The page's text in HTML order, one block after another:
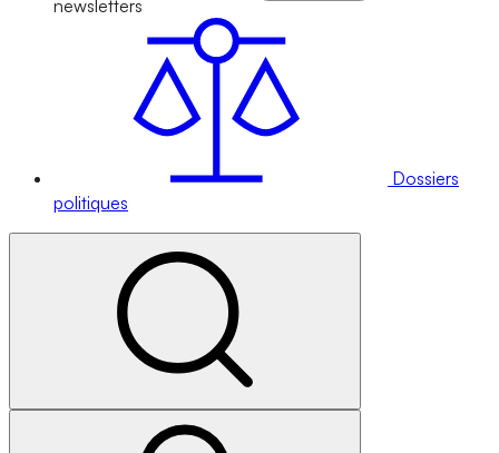
newsletters
Dossiers
politiques